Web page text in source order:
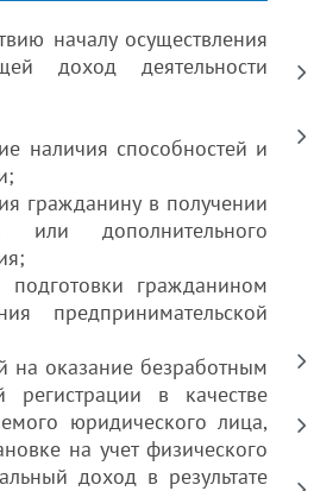
началу осуществления
доход деятельности
наличия способностей и
гражданину в получении
дополнительного
гражданином
предпринимательской
на оказание безработным
в качестве
юридического лица,
на учет физического
доход в результате